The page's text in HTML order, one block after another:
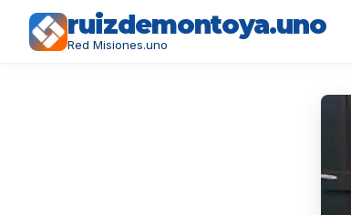
ruizdemontoya.uno
Red Misiones.uno